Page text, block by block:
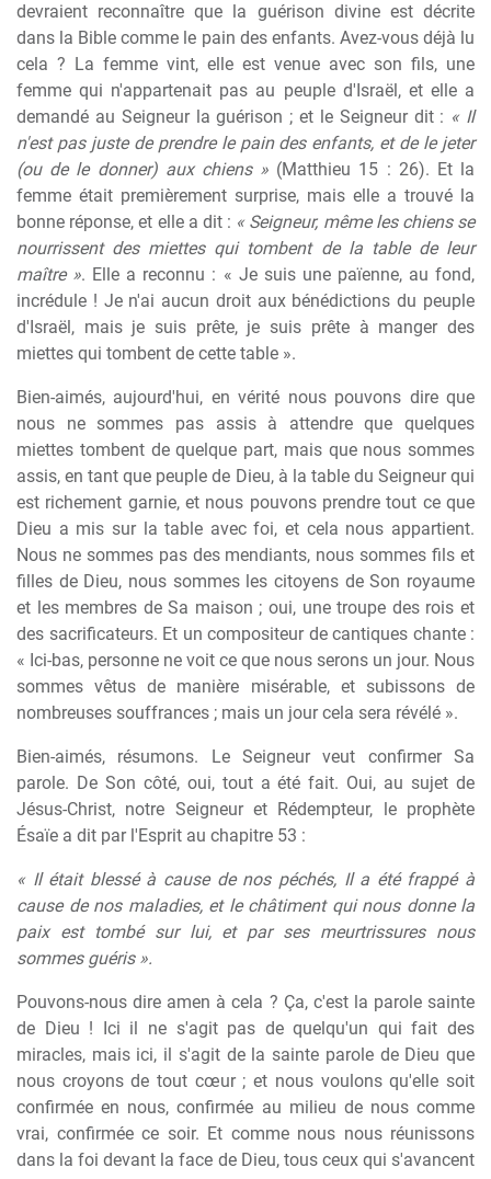
devraient reconnaître que la guérison divine est décrite
dans la Bible comme le pain des enfants. Avez-vous déjà lu
cela ? La femme vint, elle est venue avec son fils, une
femme qui n'appartenait pas au peuple d'Israël, et elle a
demandé au Seigneur la guérison ; et le Seigneur dit : « Il
n'est pas juste de prendre le pain des enfants, et de le jeter
(ou de le donner) aux chiens » (Matthieu 15 : 26). Et la
femme était premièrement surprise, mais elle a trouvé la
bonne réponse, et elle a dit : « Seigneur, même les chiens se
nourrissent des miettes qui tombent de la table de leur
maître ». Elle a reconnu : « Je suis une païenne, au fond,
incrédule ! Je n'ai aucun droit aux bénédictions du peuple
d'Israël, mais je suis prête, je suis prête à manger des
miettes qui tombent de cette table ».
Bien-aimés, aujourd'hui, en vérité nous pouvons dire que
nous ne sommes pas assis à attendre que quelques
miettes tombent de quelque part, mais que nous sommes
assis, en tant que peuple de Dieu, à la table du Seigneur qui
est richement garnie, et nous pouvons prendre tout ce que
Dieu a mis sur la table avec foi, et cela nous appartient.
Nous ne sommes pas des mendiants, nous sommes fils et
filles de Dieu, nous sommes les citoyens de Son royaume
et les membres de Sa maison ; oui, une troupe des rois et
des sacrificateurs. Et un compositeur de cantiques chante :
« Ici-bas, personne ne voit ce que nous serons un jour. Nous
sommes vêtus de manière misérable, et subissons de
nombreuses souffrances ; mais un jour cela sera révélé ».
Bien-aimés, résumons. Le Seigneur veut confirmer Sa
parole. De Son côté, oui, tout a été fait. Oui, au sujet de
Jésus-Christ, notre Seigneur et Rédempteur, le prophète
Ésaïe a dit par l'Esprit au chapitre 53 :
« Il était blessé à cause de nos péchés, Il a été frappé à
cause de nos maladies, et le châtiment qui nous donne la
paix est tombé sur lui, et par ses meurtrissures nous
sommes guéris ».
Pouvons-nous dire amen à cela ? Ça, c'est la parole sainte
de Dieu ! Ici il ne s'agit pas de quelqu'un qui fait des
miracles, mais ici, il s'agit de la sainte parole de Dieu que
nous croyons de tout cœur ; et nous voulons qu'elle soit
confirmée en nous, confirmée au milieu de nous comme
vrai, confirmée ce soir. Et comme nous nous réunissons
dans la foi devant la face de Dieu, tous ceux qui s'avancent